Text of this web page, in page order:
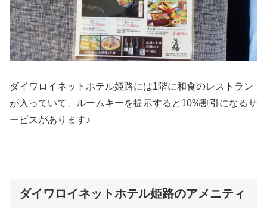
ダイワロイネットホテル姫路には1階に和食のレストラン
が入っていて、ルームキーを提示すると10%割引になるサ
ービスがあります♪
ダイワロイネットホテル姫路のアメニティ